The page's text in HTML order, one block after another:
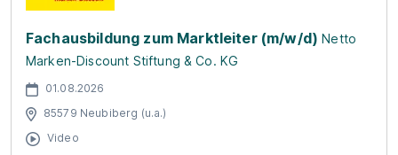
Fachausbildung zum Marktleiter (m/w/d) Netto
Marken-Discount Stiftung & Co. KG
01.08.2026
85579 Neubiberg (u.a.)
Video